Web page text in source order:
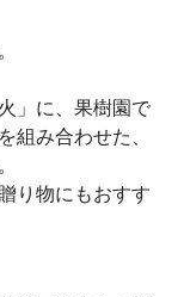
」に、果樹園で
組み合わせた、
り物にもおすす